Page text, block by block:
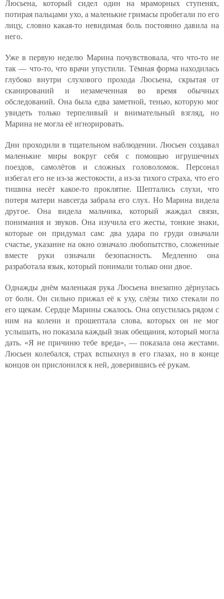
Люсьена, который сидел один на мраморных ступенях,
потирая пальцами ухо, а маленькие гримасы пробегали по его
лицу, словно какая-то невидимая боль постоянно давила на
него.
Уже в первую неделю Марина почувствовала, что что-то не
так — что-то, что врачи упустили. Тёмная форма находилась
глубоко внутри слухового прохода Люсьена, скрытая от
сканирований и незамеченная во время обычных
обследований. Она была едва заметной, тенью, которую мог
увидеть только терпеливый и внимательный взгляд, но
Марина не могла её игнорировать.
Дни проходили в тщательном наблюдении. Люсьен создавал
маленькие миры вокруг себя с помощью игрушечных
поездов, самолётов и сложных головоломок. Персонал
избегал его не из-за жестокости, а из-за тихого страха, что его
тишина несёт какое-то проклятие. Шептались слухи, что
потеря матери навсегда забрала его слух. Но Марина видела
другое. Она видела мальчика, который жаждал связи,
понимания и звуков. Она изучила его жесты, тонкие знаки,
которые он придумал сам: два удара по груди означали
счастье, указание на окно означало любопытство, сложенные
вместе руки означали безопасность. Медленно она
разработала язык, который понимали только они двое.
Однажды днём маленькая рука Люсьена внезапно дёрнулась
от боли. Он сильно прижал её к уху, слёзы тихо стекали по
его щекам. Сердце Марины сжалось. Она опустилась рядом с
ним на колени и прошептала слова, которых он не мог
услышать, но показала каждый знак обещания, который могла
дать. «Я не причиню тебе вреда», — показала она жестами.
Люсьен колебался, страх вспыхнул в его глазах, но в конце
концов он прислонился к ней, доверившись её рукам.